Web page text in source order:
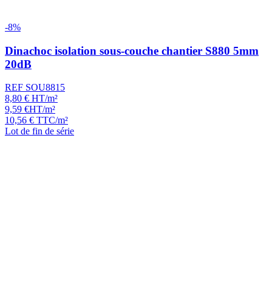
-8%
Dinachoc isolation sous-couche chantier S880 5mm
20dB
REF SOU8815
8,80 € HT/m²
9,59 €HT/m²
10,56 € TTC/m²
Lot de fin de série